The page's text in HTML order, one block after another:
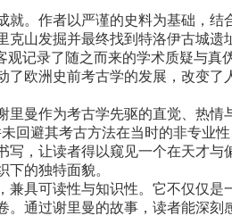
。作者以严谨的史料为基础，结
山发掘并最终找到特洛伊古城遗
记录了随之而来的学术质疑与真
欧洲史前考古学的发展，改变了
曼作为考古学先驱的直觉、热情
回避其考古方法在当时的非专业
，让读者得以窥见一个在天才与
的独特面貌。
具可读性与知识性。它不仅仅是
通过谢里曼的故事，读者能深刻